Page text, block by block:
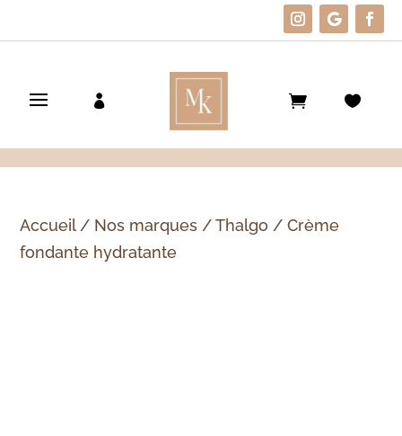
Accueil/ Nos marques /Thalgo / Crème
fondante hydratante